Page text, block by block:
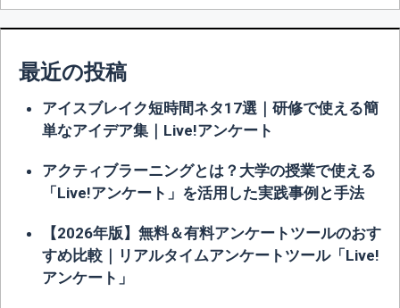
最近の投稿
アイスブレイク短時間ネタ17選｜研修で使える簡
単なアイデア集｜Live!アンケート
アクティブラーニングとは？大学の授業で使える
「Live!アンケート」を活用した実践事例と手法
【2026年版】無料＆有料アンケートツールのおす
すめ比較｜リアルタイムアンケートツール「Live!
アンケート」